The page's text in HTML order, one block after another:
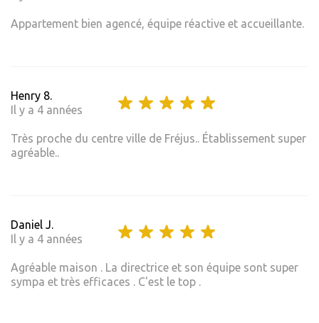
Appartement bien agencé, équipe réactive et accueillante.
Henry 8.
Il y a 4 années
Très proche du centre ville de Fréjus.. Établissement super
agréable..
Daniel J.
Il y a 4 années
Agréable maison . La directrice et son équipe sont super
sympa et très efficaces . C'est le top .